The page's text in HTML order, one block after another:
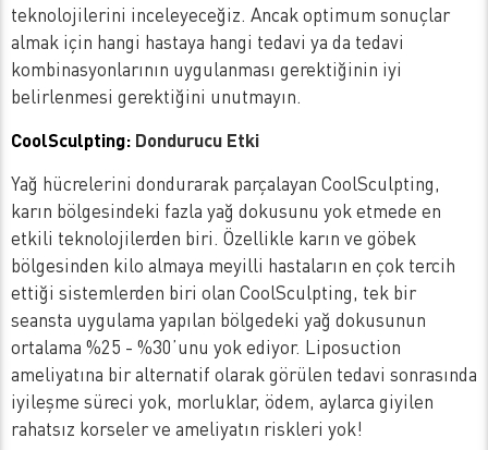
teknolojilerini inceleyeceğiz. Ancak optimum sonuçlar
almak için hangi hastaya hangi tedavi ya da tedavi
kombinasyonlarının uygulanması gerektiğinin iyi
belirlenmesi gerektiğini unutmayın.
CoolSculpting: Dondurucu Etki
Yağ hücrelerini dondurarak parçalayan CoolSculpting,
karın bölgesindeki fazla yağ dokusunu yok etmede en
etkili teknolojilerden biri. Özellikle karın ve göbek
bölgesinden kilo almaya meyilli hastaların en çok tercih
ettiği sistemlerden biri olan CoolSculpting, tek bir
seansta uygulama yapılan bölgedeki yağ dokusunun
ortalama %25 - %30’unu yok ediyor. Liposuction
ameliyatına bir alternatif olarak görülen tedavi sonrasında
iyileşme süreci yok, morluklar, ödem, aylarca giyilen
rahatsız korseler ve ameliyatın riskleri yok!